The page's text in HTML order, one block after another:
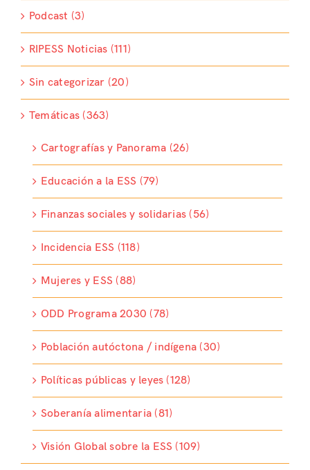
Podcast (3)
RIPESS Noticias (111)
Sin categorizar (20)
Temáticas (363)
Cartografías y Panorama (26)
Educación a la ESS (79)
Finanzas sociales y solidarias (56)
Incidencia ESS (118)
Mujeres y ESS (88)
ODD Programa 2030 (78)
Población autóctona / indígena (30)
Políticas públicas y leyes (128)
Soberanía alimentaria (81)
Visión Global sobre la ESS (109)